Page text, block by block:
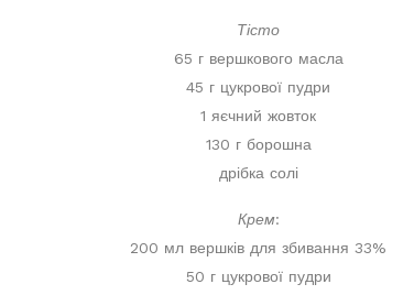
Тісто
65 г вершкового масла
45 г цукрової пудри
1 яєчний жовток
130 г борошна
дрібка солі
Крем:
200 мл вершків для збивання 33%
50 г цукрової пудри